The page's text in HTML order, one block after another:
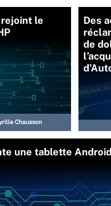
rejoint le
Chausson
Des
de
une tablette